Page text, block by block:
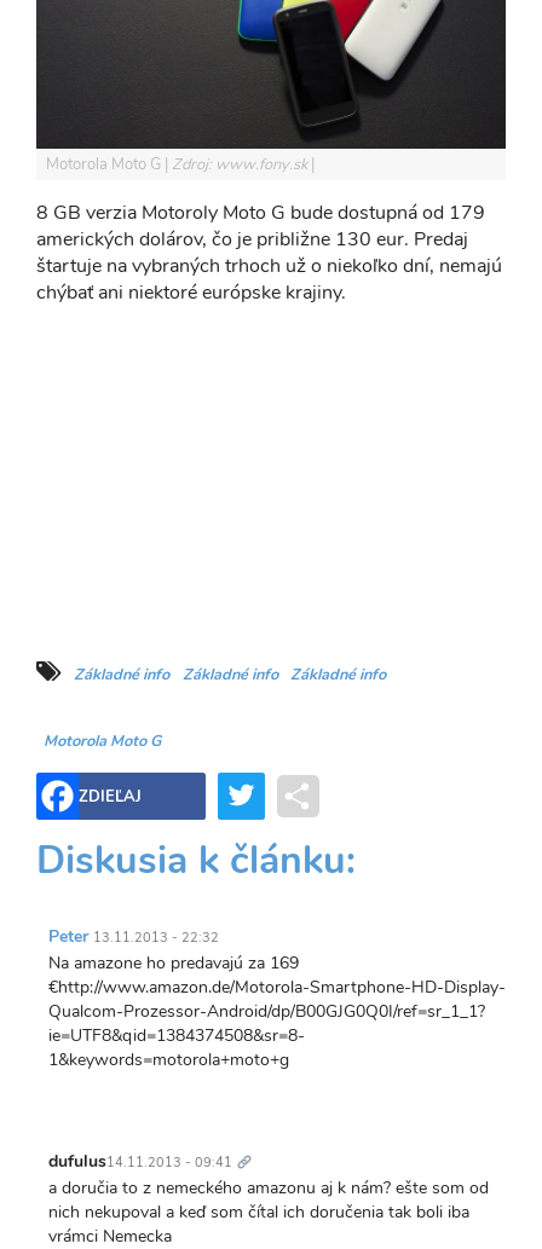
Motorola Moto G Zdroj: www.fony.sk
8 GB verzia Motoroly Moto G bude dostupná od 179
amerických dolárov, čo je približne 130 eur. Predaj
štartuje na vybraných trhoch už o niekoľko dní, nemajú
chýbať ani niektoré európske krajiny.
Základné info Základné info Základné info
Motorola Moto G
ZDIEĽAJ Twitter
Diskusia k článku:
Peter 13.11.2013 - 22:32
Na amazone ho predavajú za 169
€http://www.amazon.de/Motorola-Smartphone-HD-Display-
Qualcom-Prozessor-Android/dp/B00GJG0Q0I/ref=sr_1_1?
ie=UTF8&qid=1384374508&sr=8-
1&keywords=motorola+moto+g
dufulus14.11.2013 - 09:41 odkaz
a doručia to z nemeckého amazonu aj k nám? ešte som od
nich nekupoval a keď som čítal ich doručenia tak boli iba
vrámci Nemecka